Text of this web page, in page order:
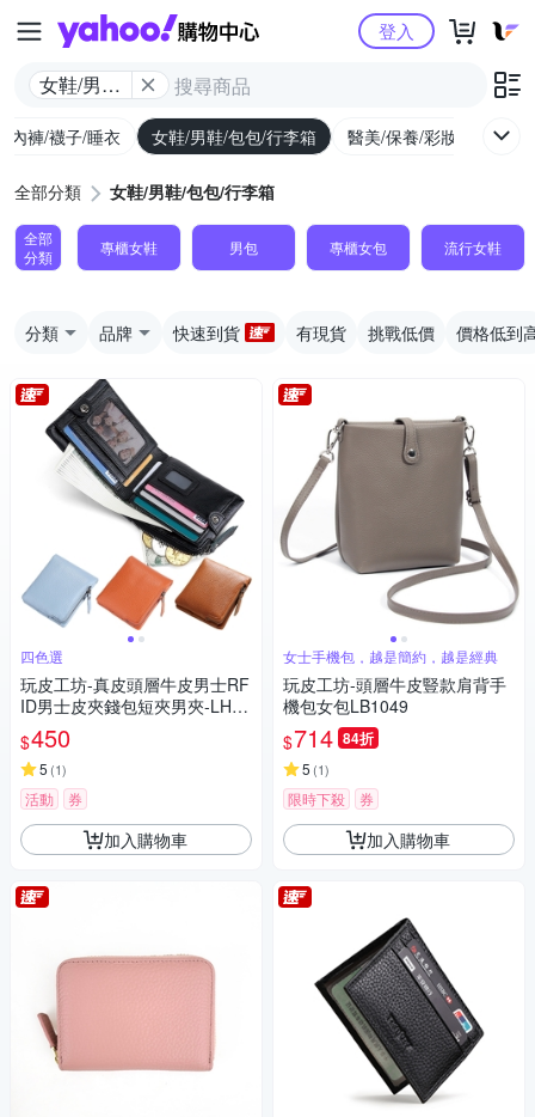
Yahoo購物中心
女鞋/男鞋/
箱
登入
/內褲/襪子/睡衣 女鞋/男鞋/包包/行李箱 醫美/保養/彩妝/香水
全部分類 女鞋/男鞋/包包/行李箱
全部
分類
專櫃女鞋 男包 專櫃女包 流行女鞋
分類 品牌 快速到貨 有現貨 挑戰低價 價格低到
四色選
玩皮工坊-真皮頭層牛皮男士RF
ID男士皮夾錢包短夾男夾-LH76
$450
5 (1)
活動 券
加入購物車
女士手機包，越是簡約，越是經典
玩皮工坊-頭層牛皮豎款肩背手
機包女包LB1049
$714 84折
5 (1)
限時下殺 券
加入購物車